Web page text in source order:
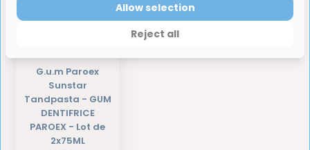
G.u.m Paroex
Sunstar
Tandpasta - GUM
DENTIFRICE
PAROEX - Lot de
2x75ML
Reject all
Allow selection